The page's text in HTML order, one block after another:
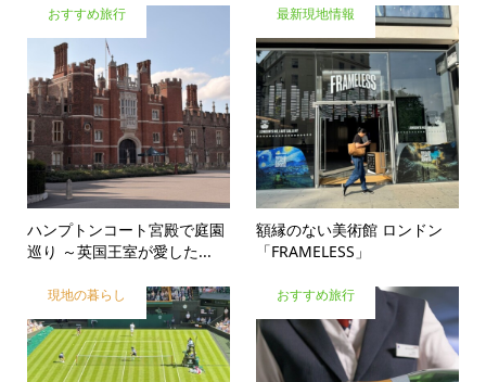
おすすめ旅行
ハンプトンコート宮殿で庭園
巡り ～英国王室が愛した...
最新現地情報
額縁のない美術館 ロンドン
「FRAMELESS」
現地の暮らし おすすめ旅行